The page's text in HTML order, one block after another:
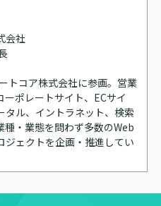
会社
トコア株式会社に参画。営業
ーポレートサイト、ECサイ
タル、イントラネット、検索
種・業態を問わず多数のWeb
ジェクトを企画・推進してい